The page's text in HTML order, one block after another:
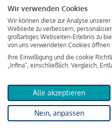
Kreditgeschäft gehören zu
Schwerpunktsetzungen
Lesen Sie meine
KreditindexDas
Wir verwenden Cookies
Wir können diese zur Analyse
Webseite zu verbessern,
großartiges Webseiten-Erlebnis zu
von uns verwendeten Cookies öffnen
Ihre Einwilligung und die cookie
„Infina“, einschließlich: Vergleich,
Alle akzeptieren
Nein, anpassen